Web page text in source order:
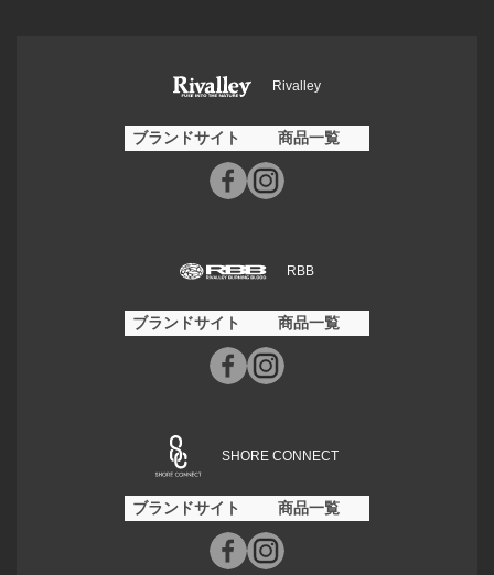
Rivalley
ブランドサイト 商品一覧
RBB
ブランドサイト 商品一覧
SHORE CONNECT
ブランドサイト 商品一覧